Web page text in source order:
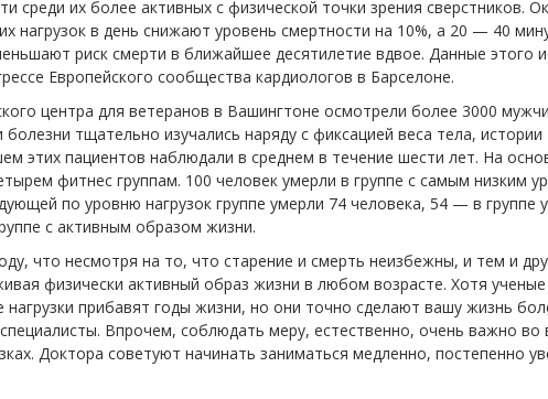
среди их более активных с физической точки зрения сверстников.
нагрузок в день снижают уровень смертности на 10%, а 20 — 40
риск смерти в ближайшее десятилетие вдвое. Данные этого
Европейского сообщества кардиологов в Барселоне.
центра для ветеранов в Вашингтоне осмотрели более 3000
тщательно изучались наряду с фиксацией веса тела, истории
этих пациентов наблюдали в среднем в течение шести лет. На
фитнес группам. 100 человек умерли в группе с самым низким
по уровню нагрузок группе умерли 74 человека, 54 — в группе
с активным образом жизни.
что несмотря на то, что старение и смерть неизбежны, и тем и
физически активный образ жизни в любом возрасте. Хотя
нагрузки прибавят годы жизни, но они точно сделают вашу жизнь
Впрочем, соблюдать меру, естественно, очень важно во
Доктора советуют начинать заниматься медленно, постепенно